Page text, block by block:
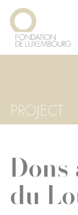
Aller
contenu
principal
PROJECT
Dons
du
Panneau de gestion